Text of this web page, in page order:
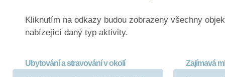
Kliknutím na odkazy budou zobrazeny všechny
nabízející daný typ aktivity.
Ubytování a stravování v okolí Zajímavá